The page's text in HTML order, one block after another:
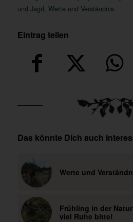
und Jagd, Werte und Verständnis
Eintrag teilen
Das könnte Dich auch
Werte und
Frühling in der
viel Ruhe bitte!